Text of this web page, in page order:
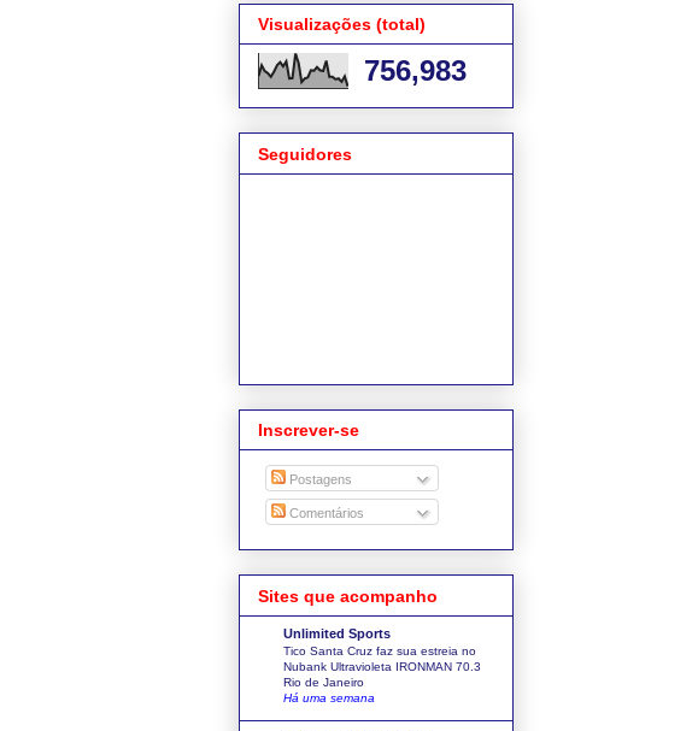
Visualizações (total)
756,983
Seguidores
Inscrever-se
Postagens
Comentários
Sites que acompanho
Unlimited Sports
Tico Santa Cruz faz sua estreia no
Nubank Ultravioleta IRONMAN 70.3
Rio de Janeiro
Há uma semana